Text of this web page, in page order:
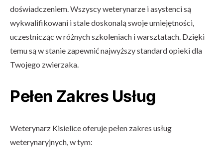
doświadczeniem. Wszyscy weterynarze i asystenci są
wykwalifikowani i stale doskonalą swoje umiejętności,
uczestnicząc w różnych szkoleniach i warsztatach. Dzięki
temu są w stanie zapewnić najwyższy standard opieki dla
Twojego zwierzaka.
Pełen Zakres Usług
Weterynarz Kisielice oferuje pełen zakres usług
weterynaryjnych, w tym: